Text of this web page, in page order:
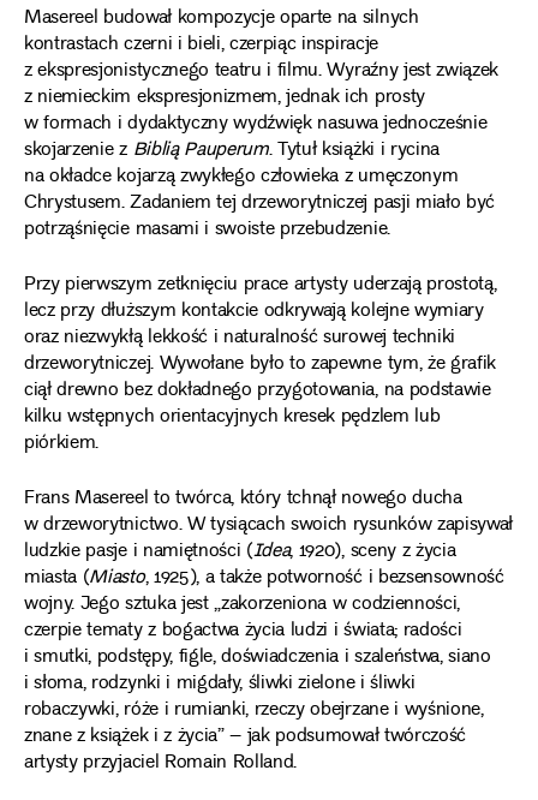
Masereel budował kompozycje oparte na silnych
kontrastach czerni i bieli, czerpiąc inspiracje
z ekspresjonistycznego teatru i filmu. Wyraźny jest związek
z niemieckim ekspresjonizmem, jednak ich prosty
w formach i dydaktyczny wydźwięk nasuwa jednocześnie
skojarzenie z Biblią Pauperum. Tytuł książki i rycina
na okładce kojarzą zwykłego człowieka z umęczonym
Chrystusem. Zadaniem tej drzeworytniczej pasji miało być
potrząśnięcie masami i swoiste przebudzenie.
Przy pierwszym zetknięciu prace artysty uderzają prostotą,
lecz przy dłuższym kontakcie odkrywają kolejne wymiary
oraz niezwykłą lekkość i naturalność surowej techniki
drzeworytniczej. Wywołane było to zapewne tym, że grafik
ciął drewno bez dokładnego przygotowania, na podstawie
kilku wstępnych orientacyjnych kresek pędzlem lub
piórkiem.
Frans Masereel to twórca, który tchnął nowego ducha
w drzeworytnictwo. W tysiącach swoich rysunków zapisywał
ludzkie pasje i namiętności (Idea, 1920), sceny z życia
miasta (Miasto, 1925), a także potworność i bezsensowność
wojny. Jego sztuka jest „zakorzeniona w codzienności,
czerpie tematy z bogactwa życia ludzi i świata; radości
i smutki, podstępy, figle, doświadczenia i szaleństwa, siano
i słoma, rodzynki i migdały, śliwki zielone i śliwki
robaczywki, róże i rumianki, rzeczy obejrzane i wyśnione,
znane z książek i z życia” – jak podsumował twórczość
artysty przyjaciel Romain Rolland.